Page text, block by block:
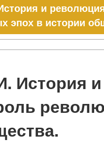
и
эпох в истории